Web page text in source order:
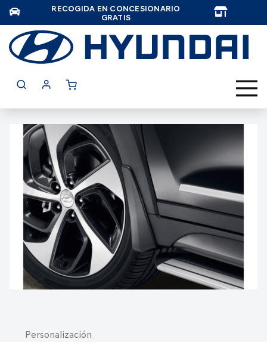
RECOGIDA EN CONCESIONARIO
GRATIS
Personalización
Saltar
final
galería
imágenes
comienzo